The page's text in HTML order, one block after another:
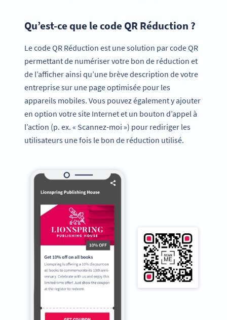
Qu’est-ce que le code QR Réduction ?
Le code QR Réduction est une solution par code QR
permettant de numériser votre bon de réduction et
de l’afficher ainsi qu’une brève description de votre
entreprise sur une page optimisée pour les
appareils mobiles. Vous pouvez également y ajouter
en option votre site Internet et un bouton d’appel à
l’action (p. ex. « Scannez-moi ») pour rediriger les
utilisateurs une fois le bon de réduction utilisé.